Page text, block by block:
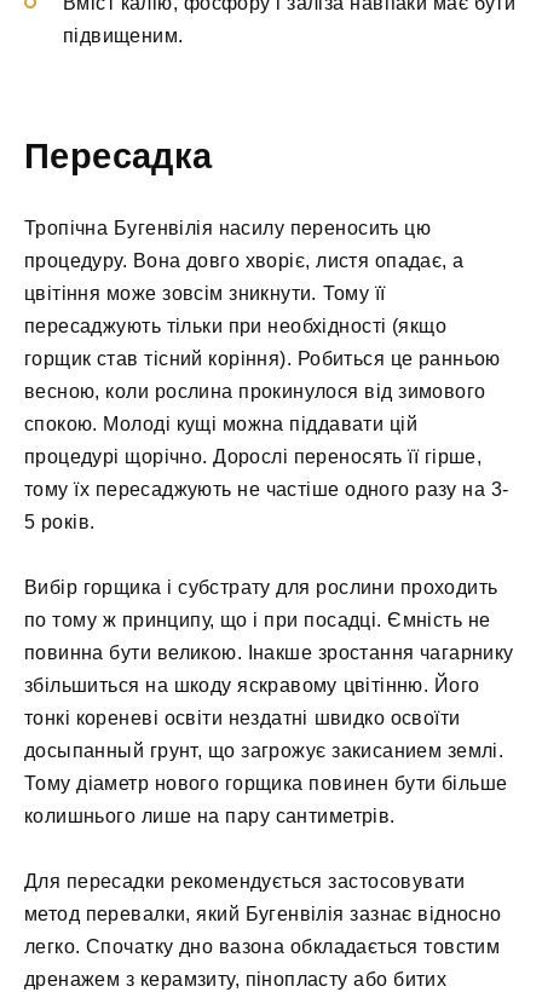
підвищеним.
Пересадка
Тропічна Бугенвілія насилу переносить цю
процедуру. Вона довго хворіє, листя опадає, а
цвітіння може зовсім зникнути. Тому її
пересаджують тільки при необхідності (якщо
горщик став тісний коріння). Робиться це ранньою
весною, коли рослина прокинулося від зимового
спокою. Молоді кущі можна піддавати цій
процедурі щорічно. Дорослі переносять її гірше,
тому їх пересаджують не частіше одного разу на 3-
5 років.
Вибір горщика і субстрату для рослини проходить
по тому ж принципу, що і при посадці. Ємність не
повинна бути великою. Інакше зростання чагарнику
збільшиться на шкоду яскравому цвітінню. Його
тонкі кореневі освіти нездатні швидко освоїти
досыпанный грунт, що загрожує закисанием землі.
Тому діаметр нового горщика повинен бути більше
колишнього лише на пару сантиметрів.
Для пересадки рекомендується застосовувати
метод перевалки, який Бугенвілія зазнає відносно
легко. Спочатку дно вазона обкладається товстим
дренажем з керамзиту, пінопласту або битих